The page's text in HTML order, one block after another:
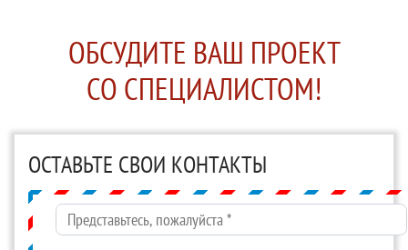
ОБСУДИТЕ ВАШ ПРОЕКТ
СО СПЕЦИАЛИСТОМ!
ОСТАВЬТЕ СВОИ КОНТАКТЫ
Представьтесь, пожалуйста